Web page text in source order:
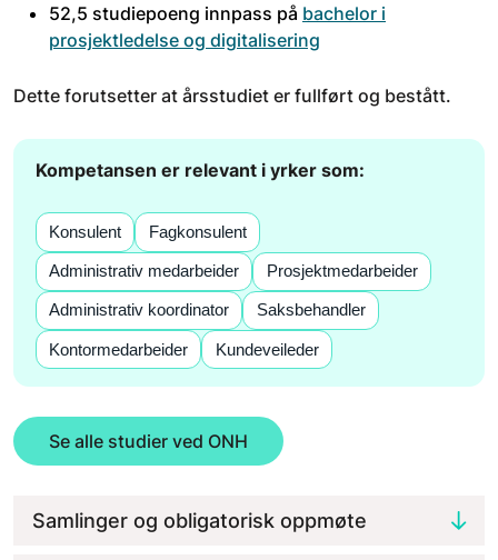
52,5 studiepoeng innpass på bachelor i
prosjektledelse og digitalisering
Dette forutsetter at årsstudiet er fullført og bestått.
Kompetansen er relevant i yrker som:
Konsulent Fagkonsulent
Administrativ medarbeider Prosjektmedarbeider
Administrativ koordinator Saksbehandler
Kontormedarbeider Kundeveileder
Se alle studier ved ONH
Samlinger og obligatorisk oppmøte